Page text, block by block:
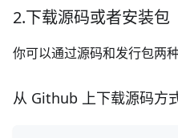
2.下载源码或者安装包
你可以通过源码和发行包两
从 Github 上下载源码方